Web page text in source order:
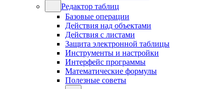
Редактор таблиц
Базовые операции
Действия над объектами
Действия с листами
Защита электронной таблицы
Инструменты и настройки
Интерфейс программы
Математические формулы
Полезные советы